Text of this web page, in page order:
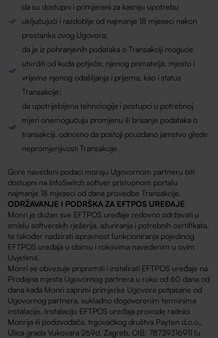
da su dostupni i primjereni za kasniju upotrebu
uključujući i razdoblje od najmanje 18 mjeseci nakon
prestanka ovog Ugovora;
da je iz pohranjenih podataka o Transakciji moguće
utvrditi od kuda potječe, njenog primatelja, mjesto i
vrijeme njenog odašiljanja i prijema, kao i status
Transakcije;
da upotrijebljena tehnologija i postupci u potrebnoj
mjeri onemogućuju promjenu ili brisanje podataka o
transakciji, odnosno da postoji pouzdano jamstvo glede
nepromjenjivosti Transakcije.
Gore navedeni podaci moraju Ugovornom partneru biti
dostupni na InfoSwitch softver pristupnom portalu
najmanje 18 mjeseci od dana provedbe Transakcije.
ODRŽAVANJE I PODRŠKA ZA EFTPOS UREĐAJE
Monri je dužan sve EFTPOS uređaje redovno održavati u
smislu softverskih rješenja, ažuriranja i potrebnih certifikata,
te također nadzirati ispravnost funkcioniranja pojedinog
EFTPOS uređaja u obimu i rokovima navedenim u ovim
Uvjetima.
Monri se obvezuje pripremiti i instalirati EFTPOS uređaje na
Prodajna mjesta Ugovornog partnera u roku od 60 dana od
dana kada Monri zaprimi primjerke Ugovora potpisane od
Ugovornog partnera, sukladno dogovorenim terminima
instalacije. Instalaciju EFTPOS uređaja provode radnici
Monrija ili podizvođača, trgovačkog društva Payten d.o.o.,
Ulica grada Vukovara 269d, Zagreb, OIB: 78739316911 (u